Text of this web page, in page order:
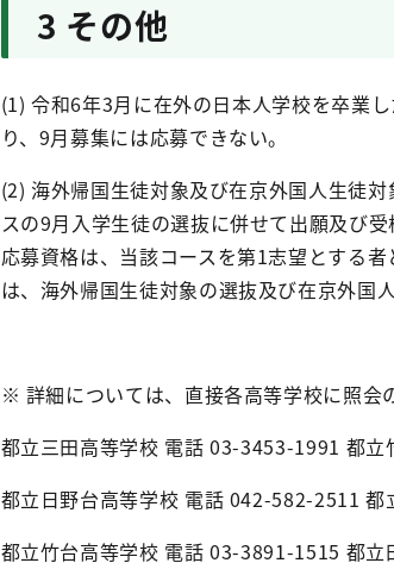
3 その他
(1) 令和6年3月に在外の日本人学校を卒業
り、9月募集には応募できない。
(2) 海外帰国生徒対象及び在京外国人生徒
スの9月入学生徒の選抜に併せて出願及び
応募資格は、当該コースを第1志望とする
は、海外帰国生徒対象の選抜及び在京外国
※ 詳細については、直接各高等学校に照会
都立三田高等学校 電話 03-3453-1991 都
都立日野台高等学校 電話 042-582-2511
都立竹台高等学校 電話 03-3891-1515 都